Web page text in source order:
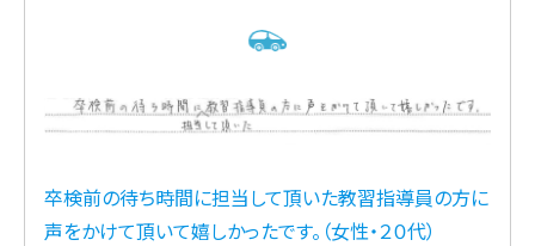
卒検前の待ち時間に担当して頂いた教習指導員の方に
声をかけて頂いて嬉しかったです。（女性・２０代）